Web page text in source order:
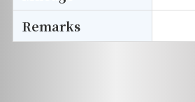
Remarks